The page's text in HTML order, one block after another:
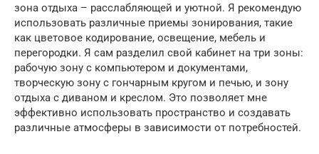
зона отдыха – расслабляющей и уютной. Я рекомендую
использовать различные приемы зонирования, такие
как цветовое кодирование, освещение, мебель и
перегородки. Я сам разделил свой кабинет на три зоны:
рабочую зону с компьютером и документами,
творческую зону с гончарным кругом и печью, и зону
отдыха с диваном и креслом. Это позволяет мне
эффективно использовать пространство и создавать
различные атмосферы в зависимости от потребностей.